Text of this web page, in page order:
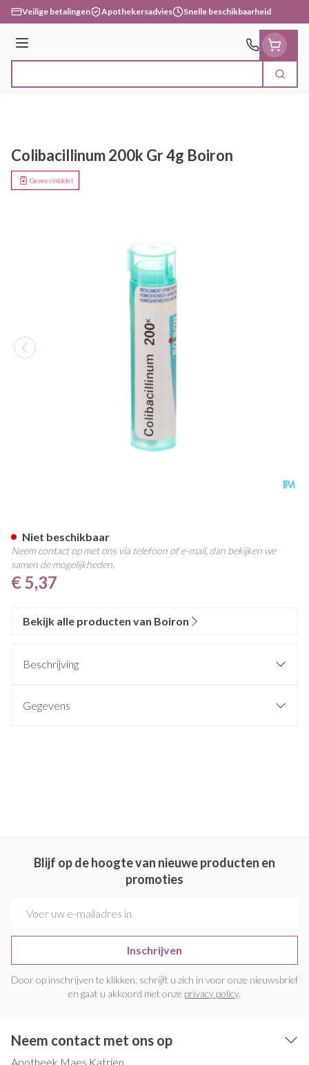
Ga naar de inhoud
Veilige betalingen Apothekersadvies Snelle beschikbaarheid
Menu
Zoek
Colibacillinum 200k Gr 4g Boiron
Geneesmiddel
€ 5,37
Niet beschikbaar
Neem contact op met ons via telefoon of e-mail, dan bekijken we
samen de mogelijkheden.
Bekijk alle producten van Boiron
Beschrijving
Gegevens
Blijf op de hoogte van nieuwe producten en
promoties
Inschrijven
Door op inschrijven te klikken, schrijft u zich in voor onze nieuwsbrief
en gaat u akkoord met onze privacy policy.
Neem contact met ons op
Apotheek Maes Katrien